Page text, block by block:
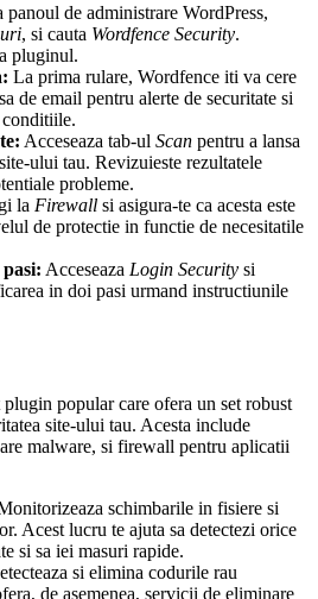
panoul de administrare WordPress,
, si cauta Wordfence Security.
pluginul.
La prima rulare, Wordfence iti va cere
de email pentru alerte de securitate si
conditiile.
Acceseaza tab-ul Scan pentru a lansa
ului tau. Revizuieste rezultatele
probleme.
la Firewall si asigura-te ca acesta este
de protectie in functie de necesitatile
Acceseaza Login Security si
in doi pasi urmand instructiunile
plugin popular care ofera un set robust
site-ului tau. Acesta include
malware, si firewall pentru aplicatii
schimbarile in fisiere si
Acest lucru te ajuta sa detectezi orice
si sa iei masuri rapide.
si elimina codurile rau
de asemenea, servicii de eliminare